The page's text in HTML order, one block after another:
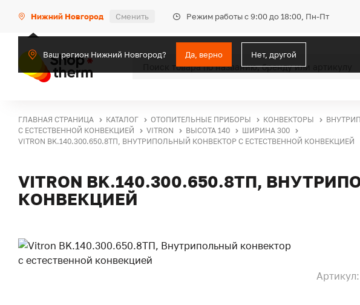
Нижний Новгород Сменить Режим работы с 9:00 до 18:00, Пн-Пт
Ваш регион Нижний Новгород? Да, верно Нет, другой
ГЛАВНАЯ СТРАНИЦА КАТАЛОГ ОТОПИТЕЛЬНЫЕ ПРИБОРЫ КОНВЕКТОРЫ
С ЕСТЕСТВЕННОЙ КОНВЕКЦИЕЙ
VITRON ВЫСОТА 140
ШИРИНА 300
VITRON BK.140.300.650.8ТП, ВНУТРИПОЛЬНЫЙ КОНВЕКТОР С ЕСТЕСТВЕННОЙ КОНВЕКЦИЕЙ
VITRON BK.140.300.650.8ТП,
КОНВЕКЦИЕЙ
Артикул: